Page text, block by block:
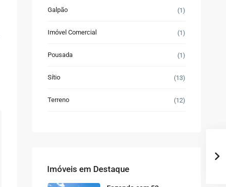
Galpão (1)
Imóvel Comercial (1)
Pousada (1)
Sítio (13)
Terreno (12)
Imóveis em Destaque